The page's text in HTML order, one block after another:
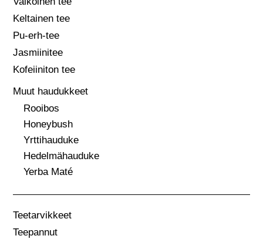
Keltainen tee
Pu-erh-tee
Jasmiinitee
Kofeiiniton tee
Muut haudukkeet
Rooibos
Honeybush
Yrttihauduke
Hedelmähauduke
Yerba Maté
Teetarvikkeet
Teepannut